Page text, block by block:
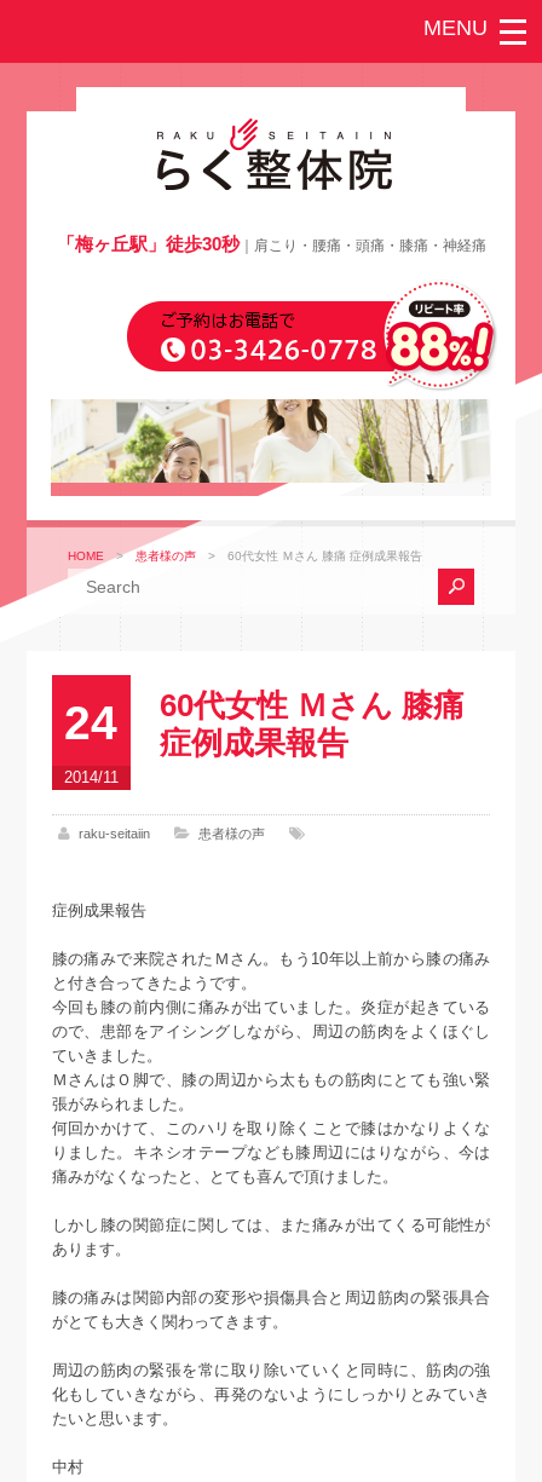
「梅ヶ丘駅」徒歩30秒｜肩こり・腰痛・頭痛・膝痛・神経痛
HOME > 患者様の声 >60代女性 Ｍさん 膝痛 症例成果報告
24
2014/11
60代女性 Ｍさん 膝痛
症例成果報告
raku-seitaiin 患者様の声
症例成果報告
膝の痛みで来院されたＭさん。もう10年以上前から膝の痛み
と付き合ってきたようです。
今回も膝の前内側に痛みが出ていました。炎症が起きている
ので、患部をアイシングしながら、周辺の筋肉をよくほぐし
ていきました。
ＭさんはＯ脚で、膝の周辺から太ももの筋肉にとても強い緊
張がみられました。
何回かかけて、このハリを取り除くことで膝はかなりよくな
りました。キネシオテープなども膝周辺にはりながら、今は
痛みがなくなったと、とても喜んで頂けました。
しかし膝の関節症に関しては、また痛みが出てくる可能性が
あります。
膝の痛みは関節内部の変形や損傷具合と周辺筋肉の緊張具合
がとても大きく関わってきます。
周辺の筋肉の緊張を常に取り除いていくと同時に、筋肉の強
化もしていきながら、再発のないようにしっかりとみていき
たいと思います。
中村